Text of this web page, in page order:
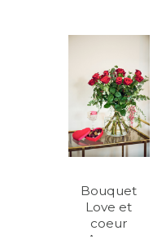
Bouquet
Love et
coeur
Amore